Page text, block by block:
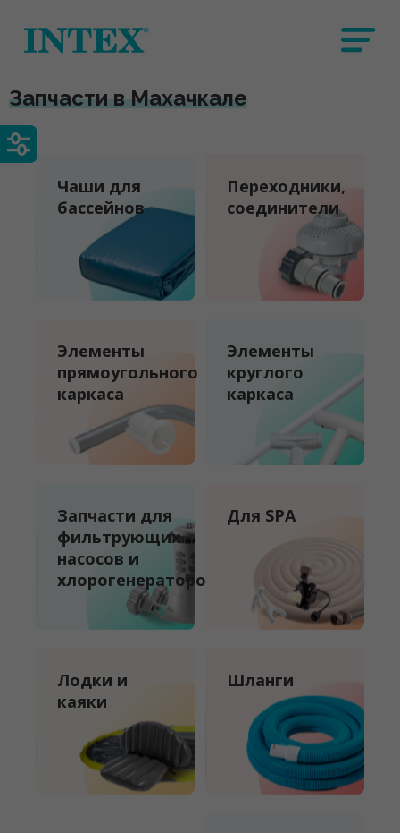
Запчасти в Махачкале
Чаши для
бассейнов
Переходники,
соединители
Элементы
прямоугольного
каркаса
Элементы
круглого
каркаса
Запчасти для
фильтрующих
насосов и
хлорогенераторов
Для SPA
Лодки и
каяки
Шланги